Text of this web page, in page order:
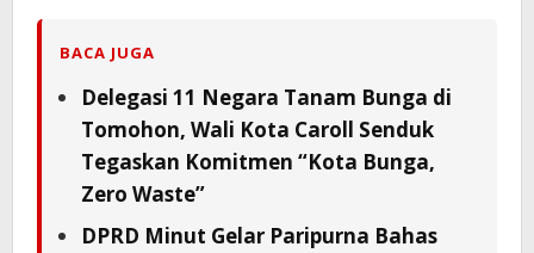
BACA JUGA
Delegasi 11 Negara Tanam Bunga di
Tomohon, Wali Kota Caroll Senduk
Tegaskan Komitmen “Kota Bunga,
Zero Waste”
DPRD Minut Gelar Paripurna Bahas